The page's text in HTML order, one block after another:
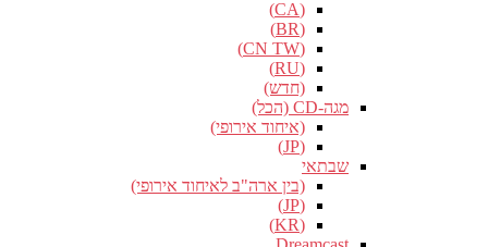
(CA)
(BR)
(CN TW)
(RU)
(חדש)
מגה-CD (הכל)
(איחוד אירופי)
(JP)
שבתאי
(בין ארה"ב לאיחוד אירופי)
(JP)
(KR)